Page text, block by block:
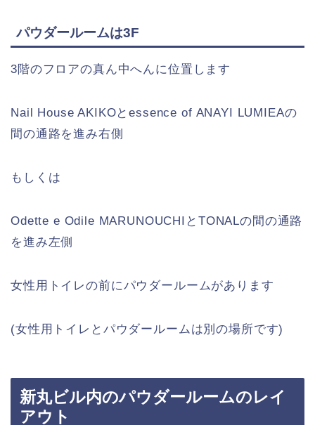
パウダールームは3F
3階のフロアの真ん中へんに位置します
Nail House AKIKOとessence of ANAYI LUMIEAの
間の通路を進み右側
もしくは
Odette e Odile MARUNOUCHIとTONALの間の通路
を進み左側
女性用トイレの前にパウダールームがあります
(女性用トイレとパウダールームは別の場所です)
新丸ビル内のパウダールームのレイ
アウト